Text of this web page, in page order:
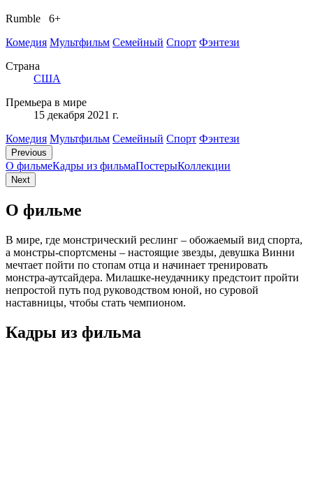
Rumble 6+
Комедия Мультфильм Семейный Спорт Фэнтези
Страна
США
Премьера в мире
15 декабря 2021 г.
Комедия Мультфильм Семейный Спорт Фэнтези
Previous
О фильмеКадры из фильмaПостерыКоллекции
Next
О фильме
В мире, где монстрический реслинг – обожаемый вид спорта,
а монстры-спортсмены – настоящие звезды, девушка Винни
мечтает пойти по стопам отца и начинает тренировать
монстра-аутсайдера. Милашке-неудачнику предстоит пройти
непростой путь под руководством юной, но суровой
наставницы, чтобы стать чемпионом.
Кадры из фильмa